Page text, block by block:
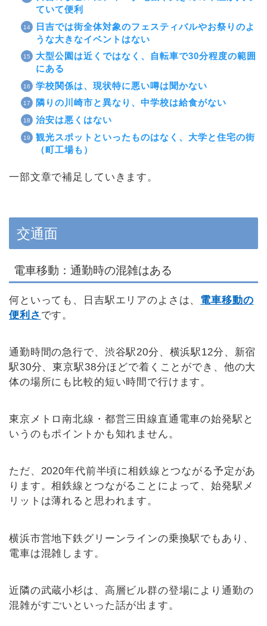
ていて便利
日吉では街全体対象のフェスティバルやお祭りのよ
うな大きなイベントはない
大型公園は近くではなく、自転車で30分程度の範囲
にある
学校関係は、現状特に悪い噂は聞かない
隣りの川崎市と異なり、中学校は給食がない
治安は悪くはない
観光スポットといったものはなく、大学と住宅の街
（町工場も）
一部文章で補足していきます。
交通面
電車移動：通勤時の混雑はある
何といっても、日吉駅エリアのよさは、 電車移動の
便利さ です。
通勤時間の急行で、渋谷駅20分、横浜駅12分、新宿
駅30分、東京駅38分ほどで着くことができ、他の大
体の場所にも比較的短い時間で行けます。
東京メトロ南北線・都営三田線直通電車の始発駅と
いうのもポイントかも知れません。
ただ、2020年代前半頃に相鉄線とつながる予定があ
ります。相鉄線とつながることによって、始発駅メ
リットは薄れると思われます。
横浜市営地下鉄グリーンラインの乗換駅でもあり、
電車は混雑します。
近隣の武蔵小杉は、高層ビル群の登場により通勤の
混雑がすごいといった話が出ます。